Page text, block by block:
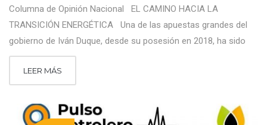
Columna de Opinión Nacional EL CAMINO HACIA LA
TRANSICIÓN ENERGÉTICA Una de las apuestas grandes del
gobierno de Iván Duque, desde su posesión en 2018, ha sido
LEER MÁS